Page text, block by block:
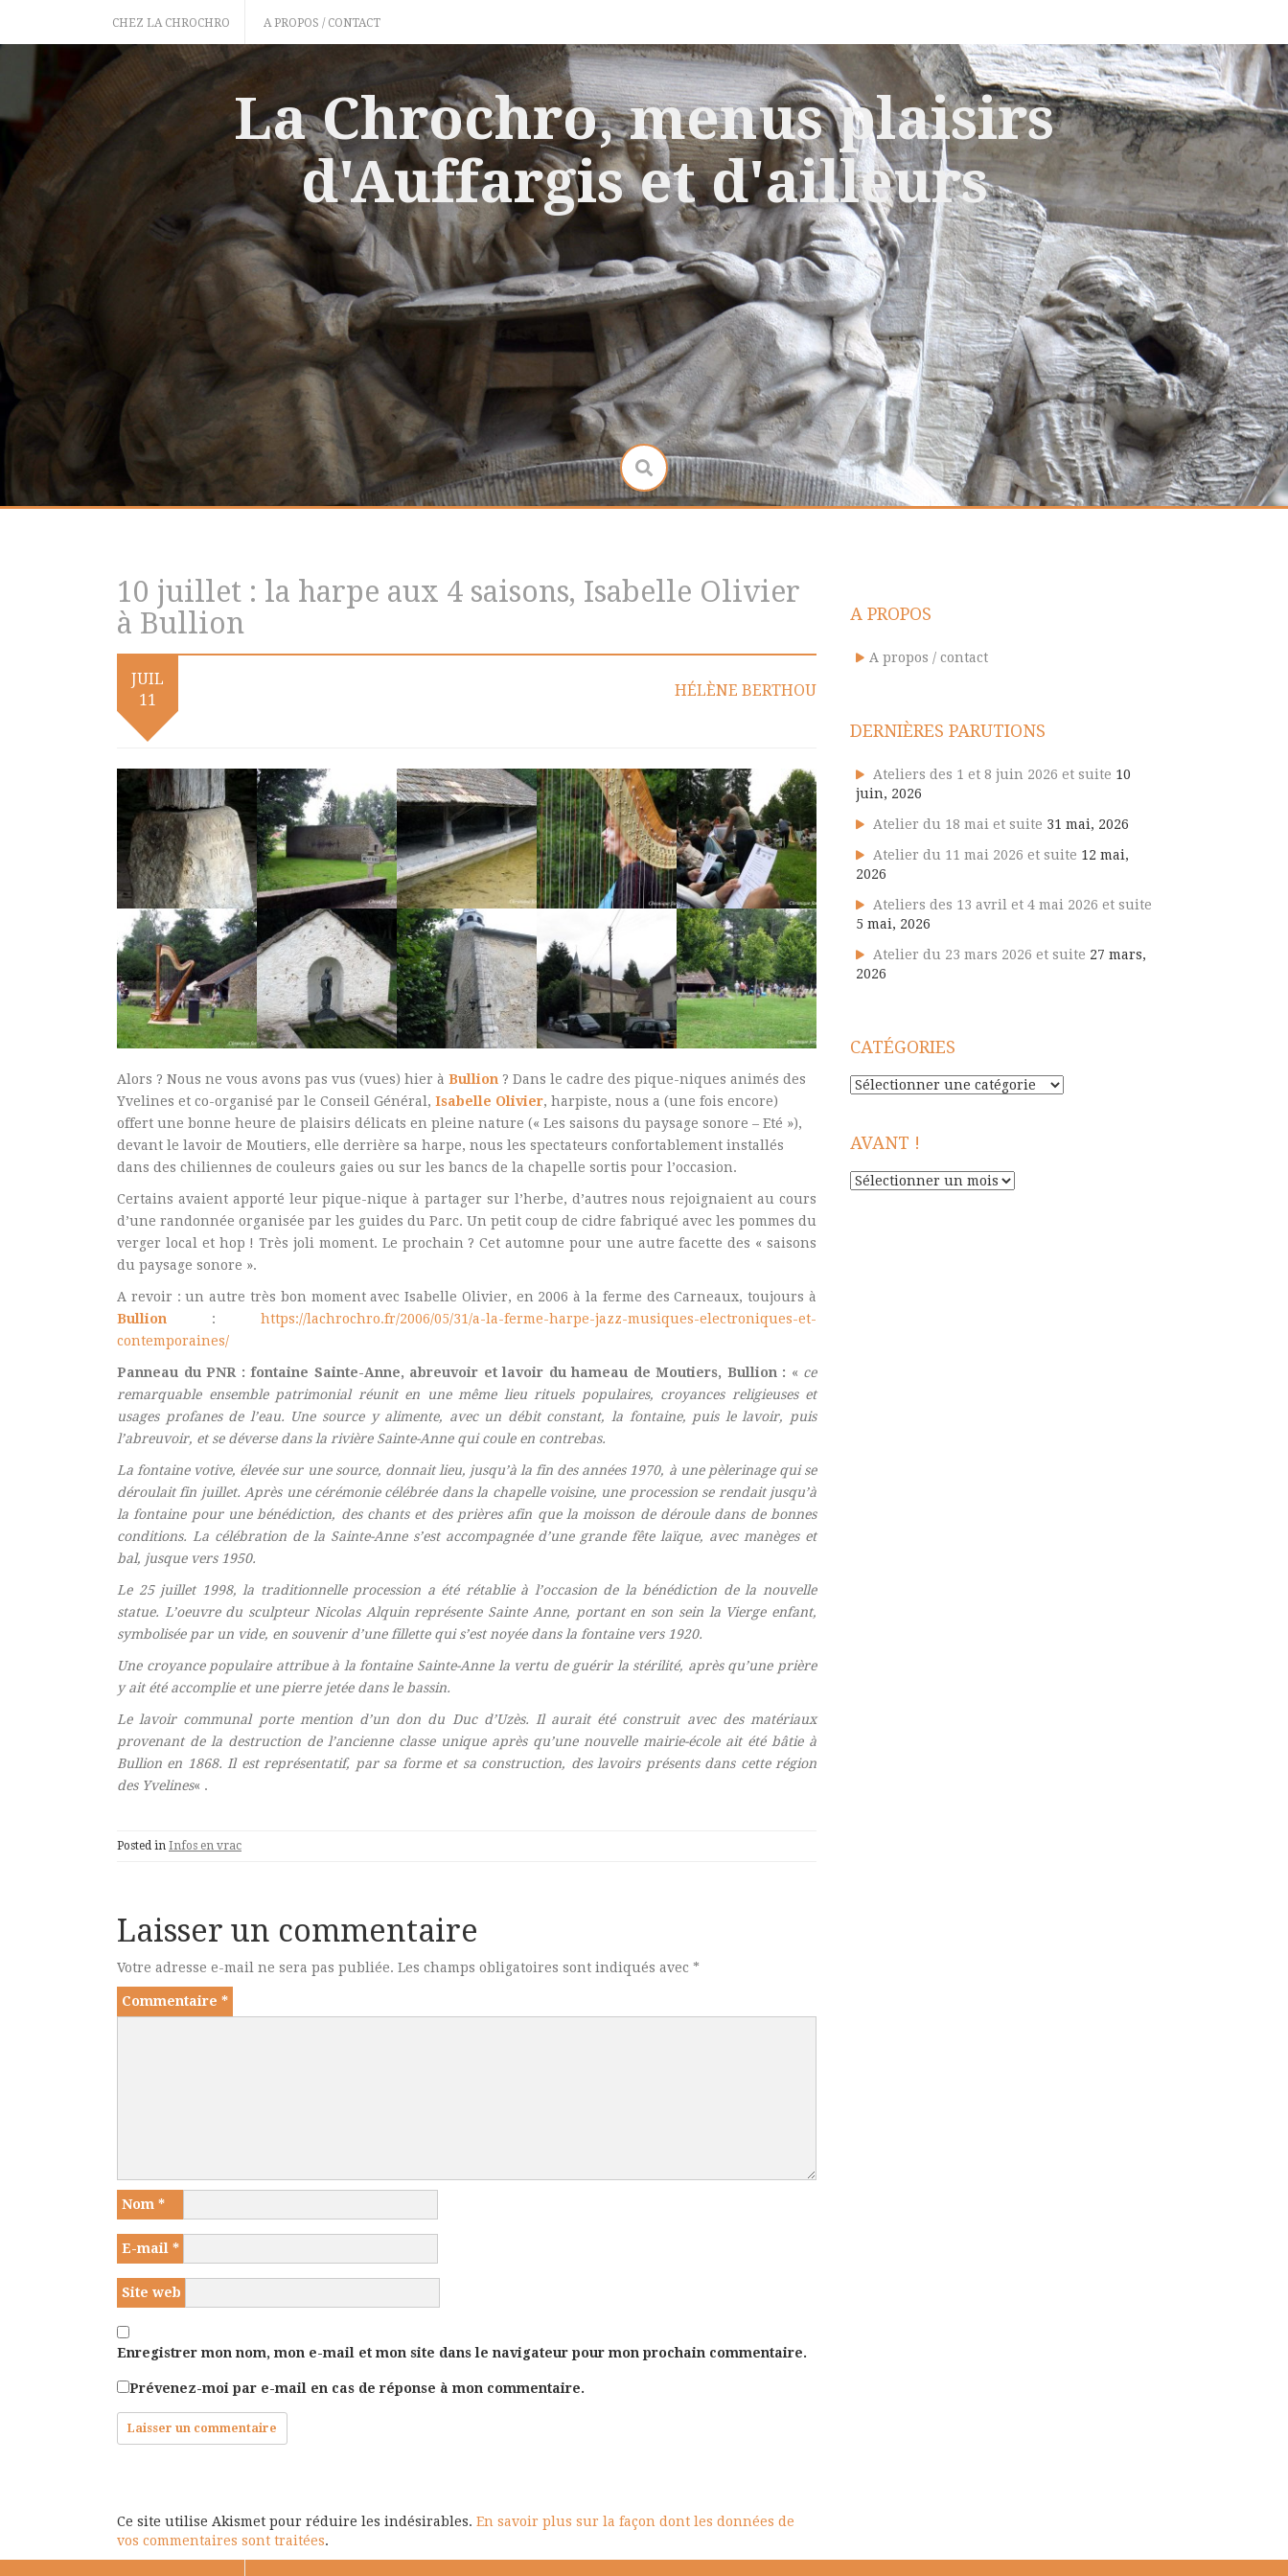
content
CHEZ LA CHROCHRO A PROPOS / CONTACT
La Chrochro, menus plaisirs
d'Auffargis et d'ailleurs
10 juillet : la harpe aux 4 saisons, Isabelle Olivier
à Bullion
JUIL
11
HÉLÈNE BERTHOU
Alors ? Nous ne vous avons pas vus (vues) hier à Bullion ? Dans le cadre des pique-niques animés des
Yvelines et co-organisé par le Conseil Général, Isabelle Olivier, harpiste, nous a (une fois encore)
offert une bonne heure de plaisirs délicats en pleine nature (« Les saisons du paysage sonore – Eté »),
devant le lavoir de Moutiers, elle derrière sa harpe, nous les spectateurs confortablement installés
dans des chiliennes de couleurs gaies ou sur les bancs de la chapelle sortis pour l’occasion.
Certains avaient apporté leur pique-nique à partager sur l’herbe, d’autres nous rejoignaient au cours
d’une randonnée organisée par les guides du Parc. Un petit coup de cidre fabriqué avec les pommes du
verger local et hop ! Très joli moment. Le prochain ? Cet automne pour une autre facette des « saisons
du paysage sonore ».
A revoir : un autre très bon moment avec Isabelle Olivier, en 2006 à la ferme des Carneaux, toujours à
Bullion : https://lachrochro.fr/2006/05/31/a-la-ferme-harpe-jazz-musiques-electroniques-et-
contemporaines/
Panneau du PNR : fontaine Sainte-Anne, abreuvoir et lavoir du hameau de Moutiers, Bullion : « ce
remarquable ensemble patrimonial réunit en une même lieu rituels populaires, croyances religieuses et
usages profanes de l’eau. Une source y alimente, avec un débit constant, la fontaine, puis le lavoir, puis
l’abreuvoir, et se déverse dans la rivière Sainte-Anne qui coule en contrebas.
La fontaine votive, élevée sur une source, donnait lieu, jusqu’à la fin des années 1970, à une pèlerinage qui se
déroulait fin juillet. Après une cérémonie célébrée dans la chapelle voisine, une procession se rendait jusqu’à
la fontaine pour une bénédiction, des chants et des prières afin que la moisson de déroule dans de bonnes
conditions. La célébration de la Sainte-Anne s’est accompagnée d’une grande fête laïque, avec manèges et
bal, jusque vers 1950.
Le 25 juillet 1998, la traditionnelle procession a été rétablie à l’occasion de la bénédiction de la nouvelle
statue. L’oeuvre du sculpteur Nicolas Alquin représente Sainte Anne, portant en son sein la Vierge enfant,
symbolisée par un vide, en souvenir d’une fillette qui s’est noyée dans la fontaine vers 1920.
Une croyance populaire attribue à la fontaine Sainte-Anne la vertu de guérir la stérilité, après qu’une prière
y ait été accomplie et une pierre jetée dans le bassin.
Le lavoir communal porte mention d’un don du Duc d’Uzès. Il aurait été construit avec des matériaux
provenant de la destruction de l’ancienne classe unique après qu’une nouvelle mairie-école ait été bâtie à
Bullion en 1868. Il est représentatif, par sa forme et sa construction, des lavoirs présents dans cette région
des Yvelines« .
Posted in Infos en vrac
Laisser un commentaire
Votre adresse e-mail ne sera pas publiée. Les champs obligatoires sont indiqués avec *
Commentaire *
Nom *
E-mail *
Site web
Enregistrer mon nom, mon e-mail et mon site dans le navigateur pour mon prochain commentaire.
Prévenez-moi par e-mail en cas de réponse à mon commentaire.
Ce site utilise Akismet pour réduire les indésirables. En savoir plus sur la façon dont les données de
vos commentaires sont traitées.
A PROPOS
A propos / contact
DERNIÈRES PARUTIONS
Ateliers des 1 et 8 juin 2026 et suite 10
juin, 2026
Atelier du 18 mai et suite 31 mai, 2026
Atelier du 11 mai 2026 et suite 12 mai,
2026
Ateliers des 13 avril et 4 mai 2026 et suite
5 mai, 2026
Atelier du 23 mars 2026 et suite 27 mars,
2026
CATÉGORIES
Catégories
AVANT !
Avant